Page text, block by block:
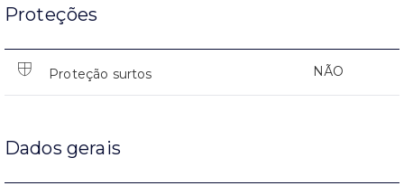
Proteções
Proteção surtos NÃO
Dados gerais